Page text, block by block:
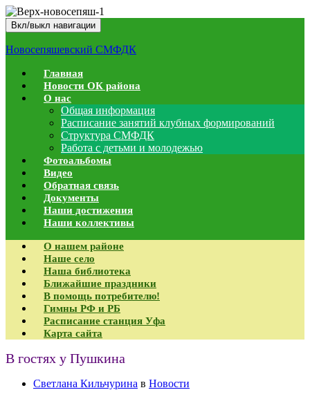
Вкл/выкл навигации
Новосепяшевский СМФДК
Главная
Новости ОК района
О нас
Общая информация
Расписание занятий клубных формирований
Структура СМФДК
Работа с детьми и молодежью
Фотоальбомы
Видео
Обратная связь
Документы
Наши достижения
Наши коллективы
О нашем районе
Наше село
Наша библиотека
Ближайшие праздники
В помощь потребителю!
Гимны РФ и РБ
Расписание станция Уфа
Карта сайта
В гостях у Пушкина
Светлана Кильчурина в Новости